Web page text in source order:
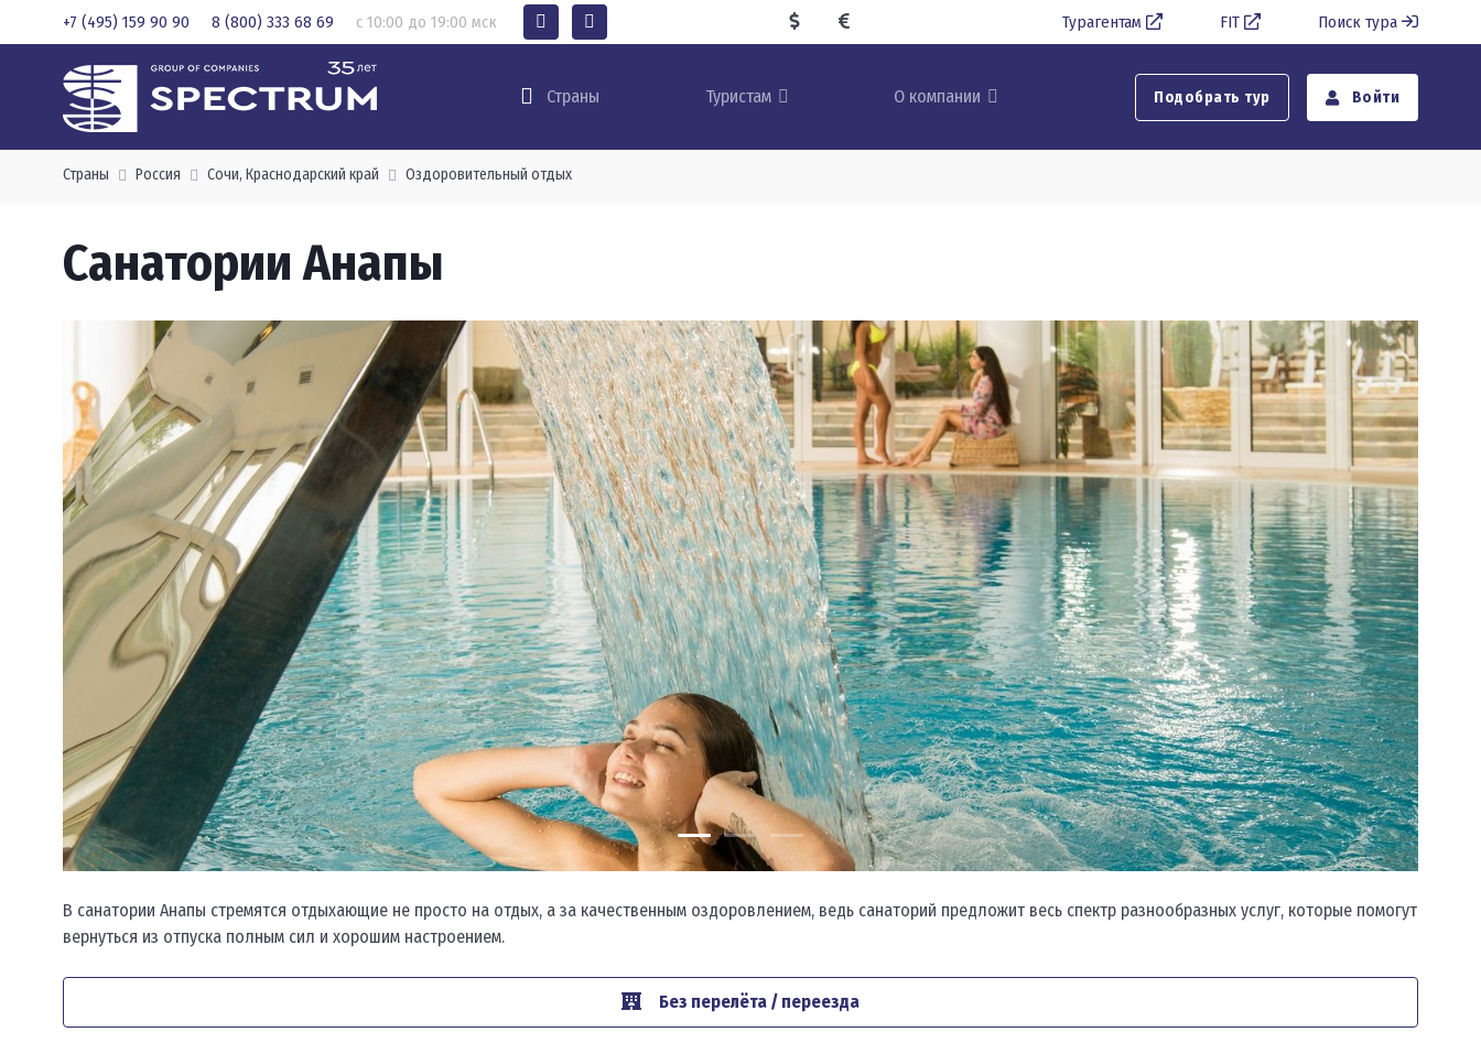
+7 (495) 159 90 90 8 (800) 333 68 69 с 10:00 до 19:00 мск Турагентам FIT Поиск тура
Страны Туристам О компании Подобрать тур Войти
Страны Россия Сочи, Краснодарский край Оздоровительный отдых
Санатории Анапы
В санатории Анапы стремятся отдыхающие не просто на отдых, а за качественным оздоровлением, ведь санаторий предложит весь спектр разнообразных услуг, которые помогут
вернуться из отпуска полным сил и хорошим настроением.
Без перелёта / переезда